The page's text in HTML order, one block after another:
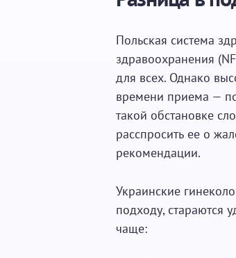
Польская система
здравоохранения
для всех. Однако
времени приема —
такой обстановке
расспросить ее о
рекомендации.
Украинские
подходу, стараются
чаще: